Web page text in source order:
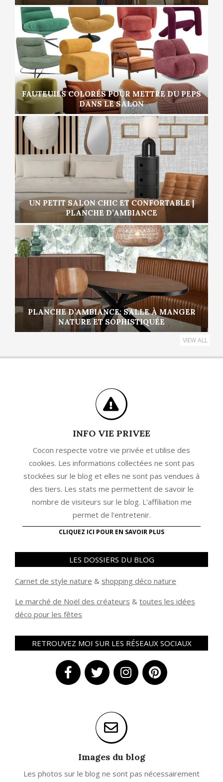
FAUTEUILS COLORÉS POUR METTRE DU PEPS
DANS LE SALON
UN PETIT SALON CHIC ET CONFORTABLE |
PLANCHE D’AMBIANCE
PLANCHE D’AMBIANCE: SALLE À MANGER
NATURE ET SOPHISTIQUÉE
VIEW ALL
INFO VIE PRIVEE
Cocon respecte votre vie privée et utilise des
cookies. Les informations collectées ne sont pas
stockées sur le blog et elles ne sont pas vendues à
des tiers. Les stats me permettent de savoir le
nombre de visiteurs sur le blog. L'affiliation me
permet de l'entretenir.
CLIQUEZ ICI POUR EN SAVOIR PLUS
LES DOSSIERS DU BLOG
Carnet de style nature & shopping déco nature
Le marché de Noël des créateurs & toutes les idées
déco pour les fêtes
RETROUVEZ MOI SUR LES RÉSEAUX SOCIAUX
Images du blog
Les photos sur le blog ne sont pas nécessairement